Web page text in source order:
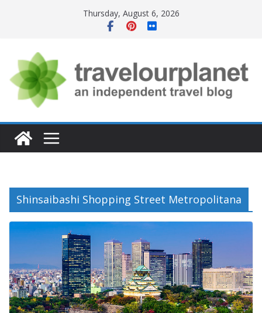
Thursday, August 6, 2026
Shinsaibashi Shopping Street Metropolitana